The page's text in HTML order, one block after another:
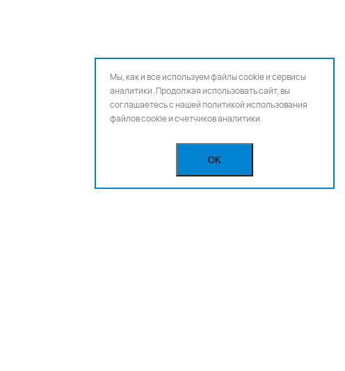
Мы, как и все используем файлы cookie и сервисы
аналитики. Продолжая использовать сайт, вы
соглашаетесь с нашейполитикой использования
файлов cookie и счетчиков аналитики.
OK